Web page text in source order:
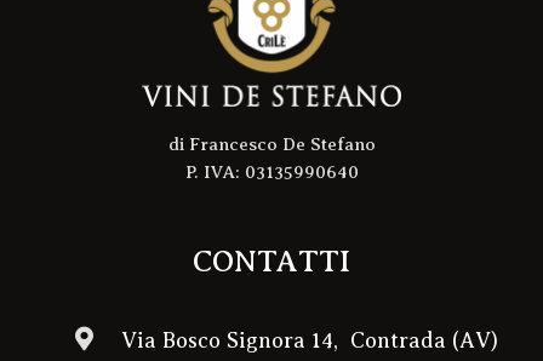
di Francesco De Stefano
P. IVA: 03135990640
CONTATTI
Via Bosco Signora 14, Contrada (AV)